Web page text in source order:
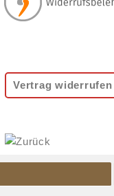
Vertrag widerrufen